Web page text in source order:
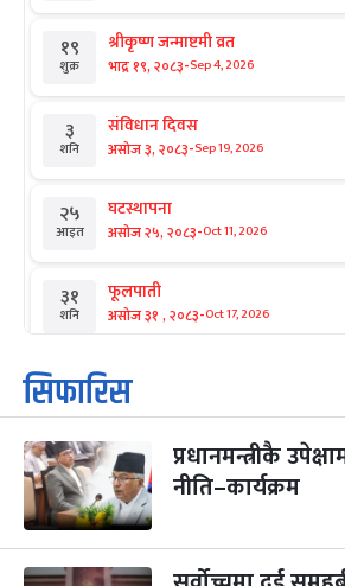
१९
शुक्र
श्रीकृष्ण जन्माष्टमी व्रत
भाद्र १९, २०८३-Sep 4, 2026
३
शनि
संविधान दिवस
असोज ३, २०८३-Sep 19, 2026
२५
आइत
घटस्थापना
असोज २५, २०८३-Oct 11, 2026
३१
शनि
फूलपाती
असोज ३१ , २०८३-Oct 17, 2026
१
आइत
कार्तिक सङ्क्रान्ति
कार्तिक १, २०८३
३
मंगल
महानवमी
कार्तिक ३, २०८३-Oct 20, 2026
४
बुध कार्तिक ४, २०८३ -Oct 21, 2026
सिफारिस
प्रधानमन्त्रीकै
नीति–कार्यक्रम